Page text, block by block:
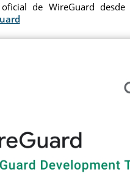
de WireGuard desde